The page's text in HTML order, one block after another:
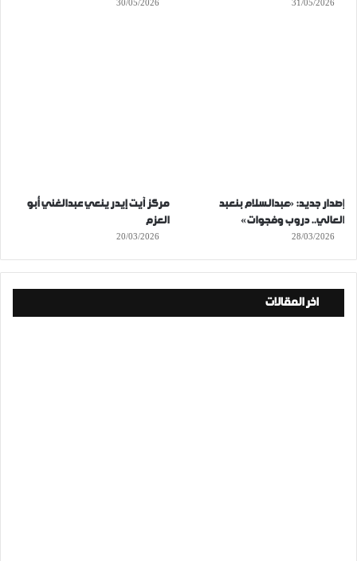
إصدار جديد: «عبدالسلام بنعبد
العالي.. دروب وفجوات»
28/03/2026
مركز آيت إيدر ينعي عبدالغني أبو
العزم
20/03/2026
اخر المقالات